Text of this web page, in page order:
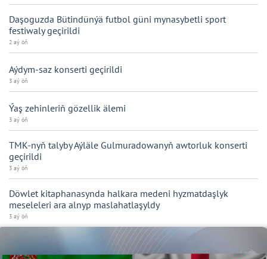
Daşoguzda Bütindünýä futbol güni mynasybetli sport
festiwaly geçirildi
2 aý öň
Aýdym-saz konserti geçirildi
3 aý öň
Ýaş zehinleriň gözellik älemi
3 aý öň
TMK-nyň talyby Aýläle Gulmuradowanyň awtorluk konserti
geçirildi
3 aý öň
Döwlet kitaphanasynda halkara medeni hyzmatdaşlyk
meseleleri ara alnyp maslahatlaşyldy
3 aý öň